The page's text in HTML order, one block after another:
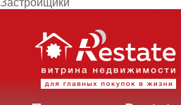
Застройщики